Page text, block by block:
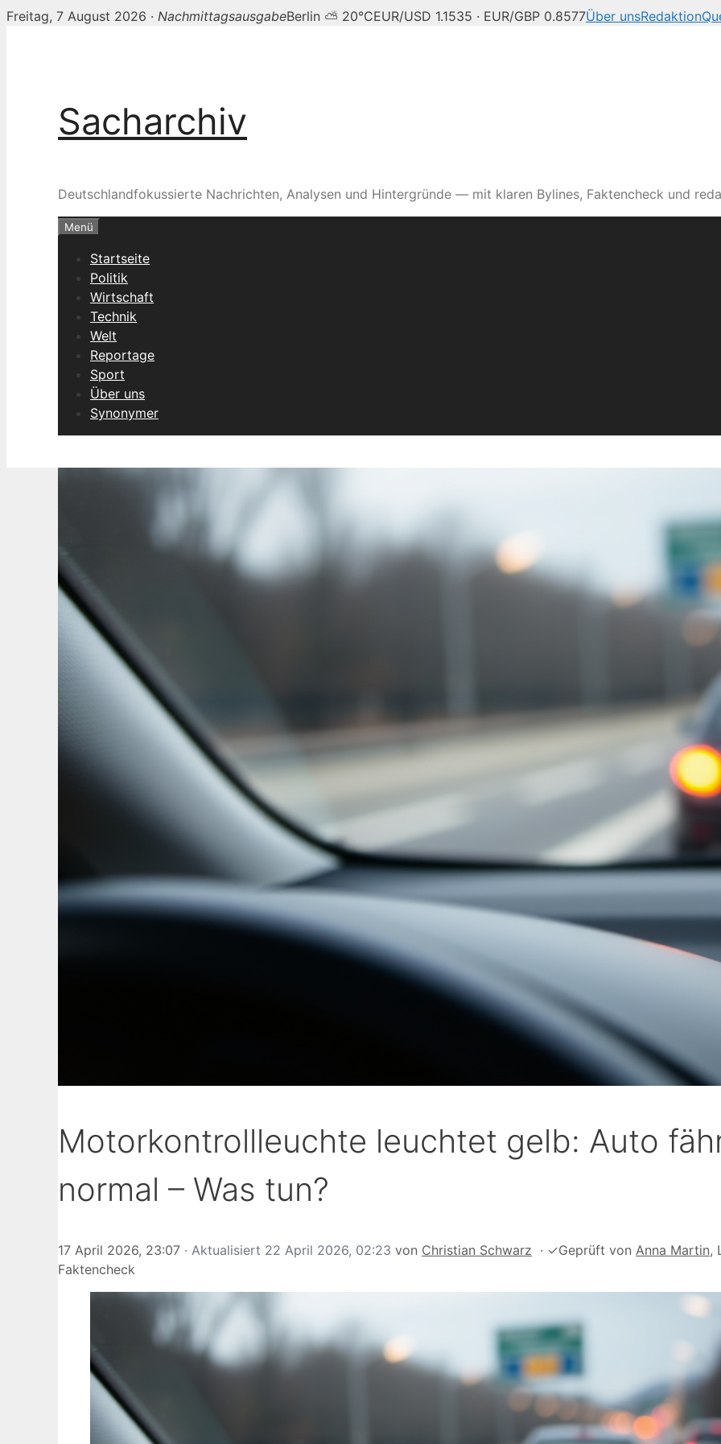
Freitag, 7 August 2026 · NachmittagsausgabeBerlin ⛅ 20°CEUR/USD 1.1535 · EUR/GBP 0.8577Über unsRedaktion
Sacharchiv
Deutschlandfokussierte Nachrichten, Analysen und Hintergründe — mit klaren Bylines, Faktencheck und
Menü
Startseite
Politik
Wirtschaft
Technik
Welt
Reportage
Sport
Über uns
Synonymer
Motorkontrollleuchte leuchtet gelb: Auto
normal – Was tun?
17 April 2026, 23:07 · Aktualisiert 22 April 2026, 02:23 von Christian Schwarz · ✓Geprüft von Anna Martin,
Faktencheck